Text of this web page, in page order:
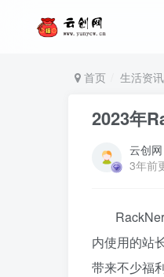
首页 生活资讯
2023年
云创网
3年前
内使用的站
带来不少福利